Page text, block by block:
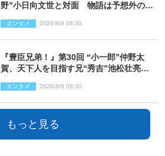
野”小日向文世と対面 物語は予想外の展
エンタメ 2026/8/9 06:30
『豊臣兄弟！』第30回 “小一郎”仲野太
賀、天下人を目指す兄“秀吉”池松壮亮
エンタメ 2026/8/9 06:30
もっと見る